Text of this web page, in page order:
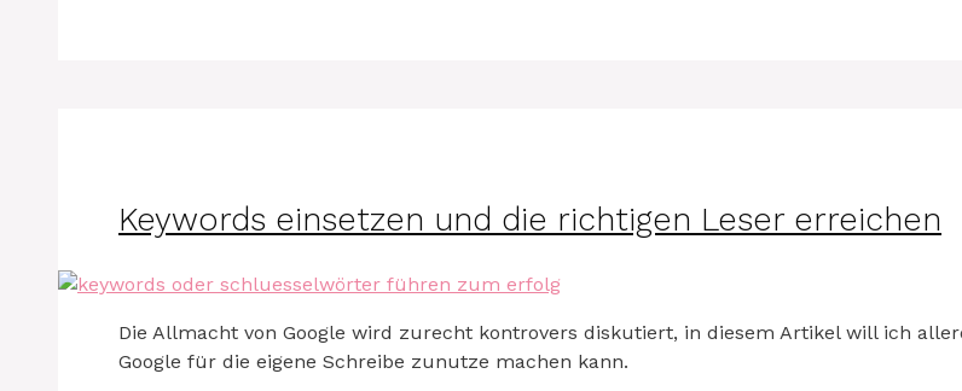
Keywords einsetzen und die richtigen Leser erreichen
Die Allmacht von Google wird zurecht kontrovers diskutiert, in diesem Artikel will ich
Google für die eigene Schreibe zunutze machen kann.